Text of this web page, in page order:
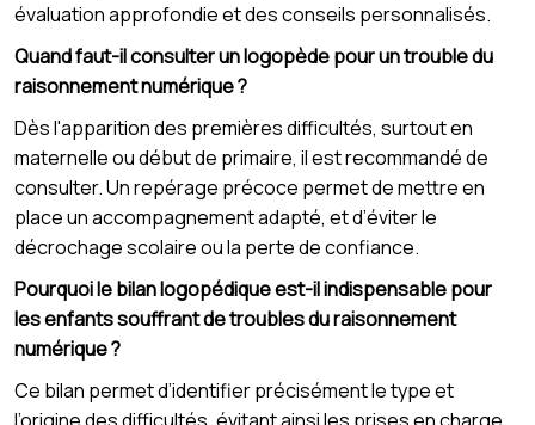
évaluation approfondie et des conseils personnalisés.
Quand faut-il consulter un logopède pour un trouble du
raisonnement numérique ?
Dès l'apparition des premières difficultés, surtout en
maternelle ou début de primaire, il est recommandé de
consulter. Un repérage précoce permet de mettre en
place un accompagnement adapté, et d’éviter le
décrochage scolaire ou la perte de confiance.
Pourquoi le bilan logopédique est-il indispensable pour
les enfants souffrant de troubles du raisonnement
numérique ?
Ce bilan permet d’identifier précisément le type et